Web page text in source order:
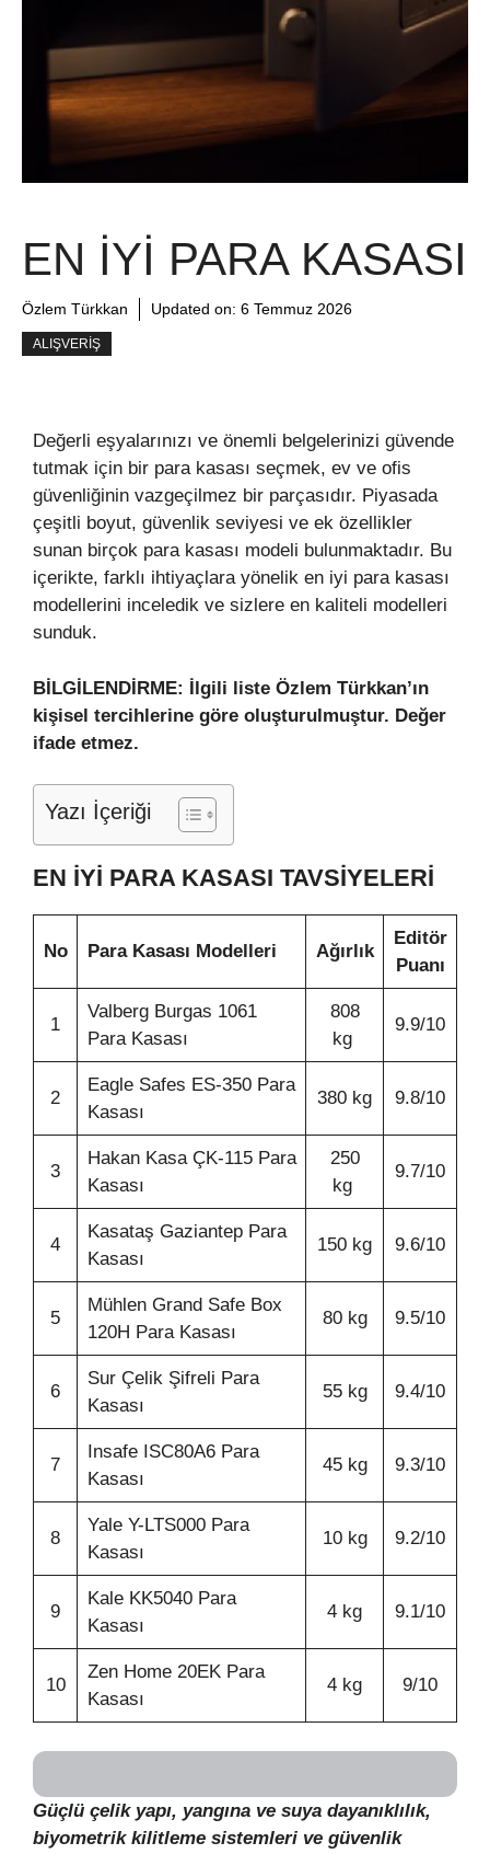
EN İYI PARA KASASI
Özlem Türkkan Updated on: 6 Temmuz 2026
ALIŞVERIŞ
Değerli eşyalarınızı ve önemli belgelerinizi güvende
tutmak için bir para kasası seçmek, ev ve ofis
güvenliğinin vazgeçilmez bir parçasıdır. Piyasada
çeşitli boyut, güvenlik seviyesi ve ek özellikler
sunan birçok para kasası modeli bulunmaktadır. Bu
içerikte, farklı ihtiyaçlara yönelik en iyi para kasası
modellerini inceledik ve sizlere en kaliteli modelleri
sunduk.
BİLGİLENDİRME: İlgili liste Özlem Türkkan’ın
kişisel tercihlerine göre oluşturulmuştur. Değer
ifade etmez.
Yazı İçeriği
EN İYI PARA KASASI TAVSIYELERI
No Para Kasası Modelleri Ağırlık
Editör
Puanı
1
Valberg Burgas 1061
Para Kasası
808
kg
9.9/10
2
Eagle Safes ES-350 Para
Kasası
380 kg 9.8/10
3
Hakan Kasa ÇK-115 Para
Kasası
250
kg
9.7/10
4
Kasataş Gaziantep Para
Kasası
150 kg 9.6/10
5
Mühlen Grand Safe Box
120H Para Kasası
80 kg 9.5/10
6
Sur Çelik Şifreli Para
Kasası
55 kg 9.4/10
7
Insafe ISC80A6 Para
Kasası
45 kg 9.3/10
8
Yale Y-LTS000 Para
Kasası
10 kg 9.2/10
9
Kale KK5040 Para
Kasası
4 kg 9.1/10
10
Zen Home 20EK Para
Kasası
4 kg 9/10
Güçlü çelik yapı, yangına ve suya dayanıklılık,
biyometrik kilitleme sistemleri ve güvenlik